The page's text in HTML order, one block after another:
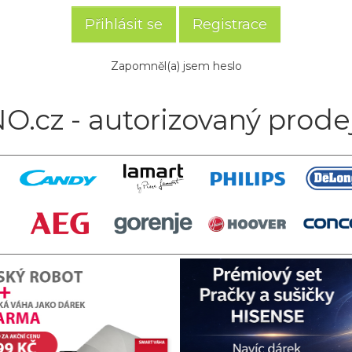
Registrace
Zapomněl(a) jsem heslo
- autorizovaný